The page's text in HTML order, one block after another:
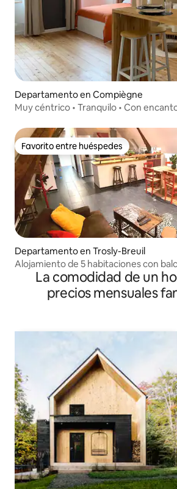
Departamento en Compiègne
Muy céntrico • Tranquilo • Con
Favorito entre huéspedes
Favorito entre huéspedes
Departamento en Trosly-Breuil
Alojamiento de 5 habitaciones con
La comodidad de un
precios mensuales